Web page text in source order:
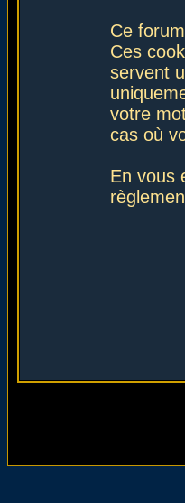
Ce
Ces
servent
votre
cas où
En vous